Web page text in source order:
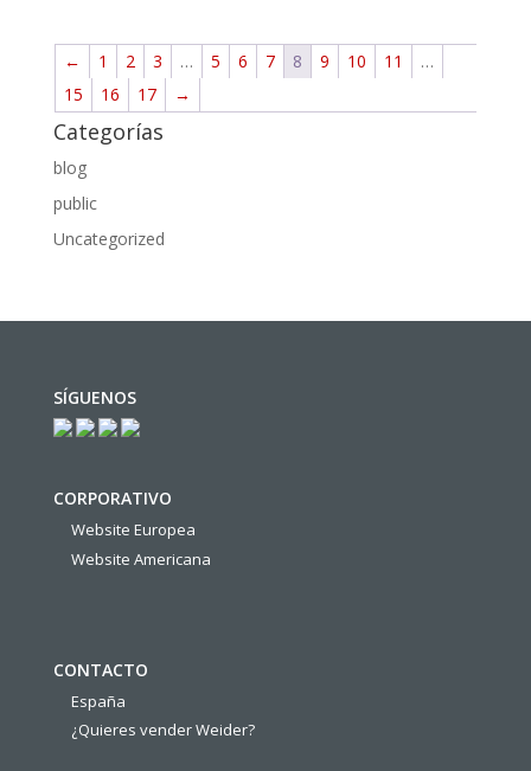
← 1 2 3 … 5 6 7 8 9 10 11
…
15
16 17 →
Categorías
blog
public
Uncategorized
SÍGUENOS
CORPORATIVO
Website Europea
Website Americana
CONTACTO
España
¿Quieres vender Weider?